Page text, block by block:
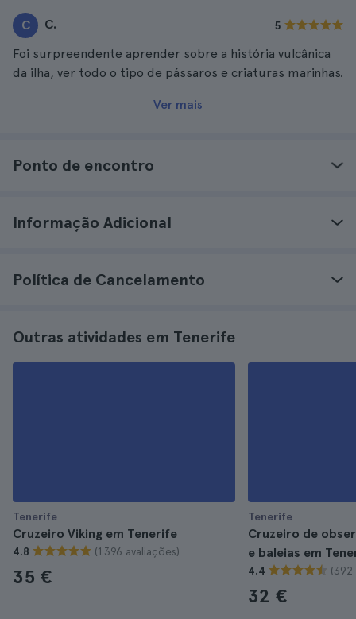
C C. 5
Foi surpreendente aprender sobre a história vulcânica
da ilha, ver todo o tipo de pássaros e criaturas marinhas.
Ver mais
Ponto de encontro
Informação Adicional
Política de Cancelamento
Outras atividades em Tenerife
Tenerife
Cruzeiro Viking em Tenerife
4.8 (1.396 avaliações)
35 €
Tenerife
Cruzeiro de
e baleias em
4.4 (392
32 €